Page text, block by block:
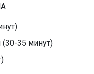
35 минут)